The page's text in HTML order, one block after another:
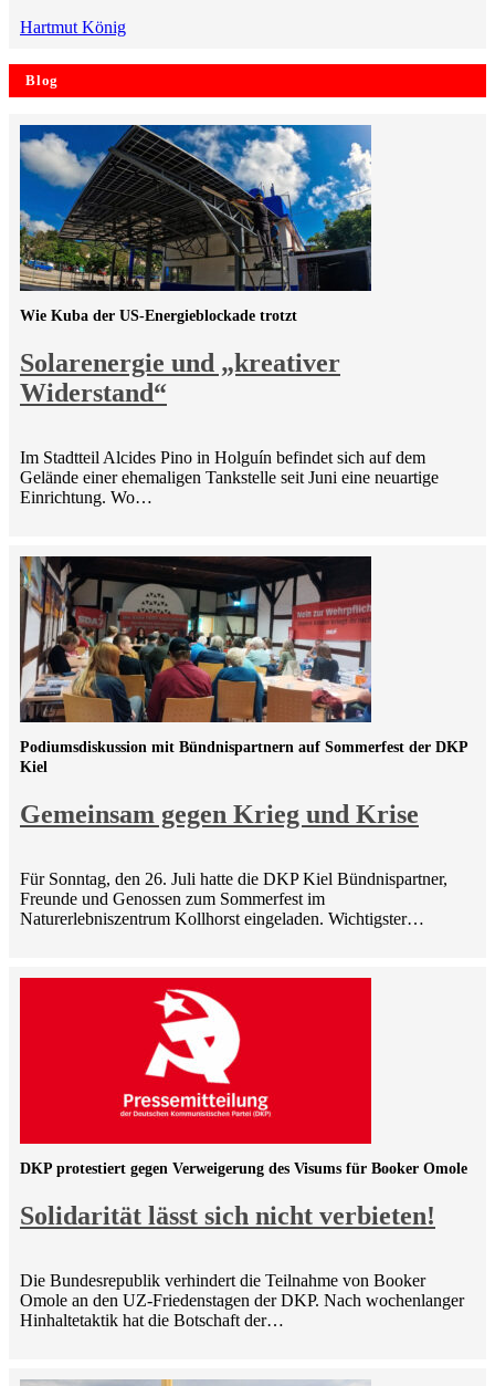
Hartmut König
Blog
Solarenergie und „kreativer
Widerstand“
Wie Kuba der US-Energieblockade trotzt
Im Stadtteil Alcides Pino in Holguín befindet sich auf dem
Gelände einer ehemaligen Tankstelle seit Juni eine neuartige
Einrichtung. Wo…
Gemeinsam gegen Krieg und Krise
Podiumsdiskussion mit Bündnispartnern auf Sommerfest der DKP
Kiel
Für Sonntag, den 26. Juli hatte die DKP Kiel Bündnispartner,
Freunde und Genossen zum Sommerfest im
Naturerlebniszentrum Kollhorst eingeladen. Wichtigster…
Solidarität lässt sich nicht verbieten!
DKP protestiert gegen Verweigerung des Visums für Booker Omole
Die Bundesrepublik verhindert die Teilnahme von Booker
Omole an den UZ-Friedenstagen der DKP. Nach wochenlanger
Hinhaltetaktik hat die Botschaft der…